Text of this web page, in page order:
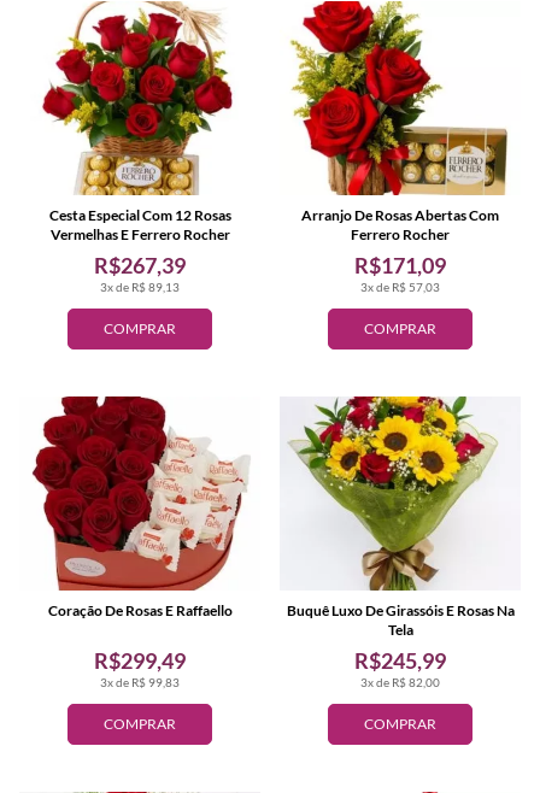
COMPRAR
3x de R$ 89,13
R$267,39
Cesta Especial Com 12 Rosas
Vermelhas E Ferrero Rocher
COMPRAR
3x de R$ 57,03
R$171,09
Arranjo De Rosas Abertas Com
Ferrero Rocher
COMPRAR
3x de R$ 99,83
R$299,49
Coração De Rosas E Raffaello
COMPRAR
3x de R$ 82,00
R$245,99
Buquê Luxo De Girassóis E Rosas Na
Tela